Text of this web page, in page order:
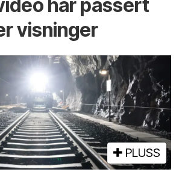
har passert
visninger
PLUSS